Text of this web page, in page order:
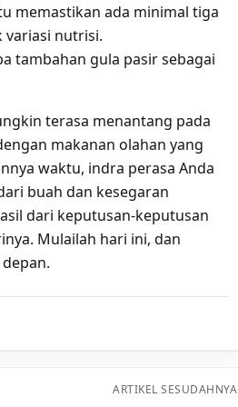
memastikan ada minimal tiga
nutrisi.
tambahan gula pasir sebagai
terasa menantang pada
makanan olahan yang
waktu, indra perasa Anda
buah dan kesegaran
dari keputusan-keputusan
Mulailah hari ini, dan
ARTIKEL SESUDAHNYA